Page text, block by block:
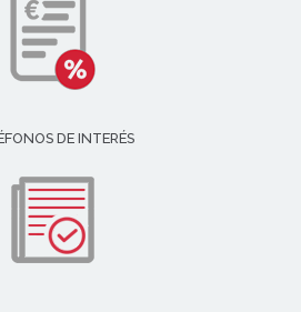
DE INTERÉS